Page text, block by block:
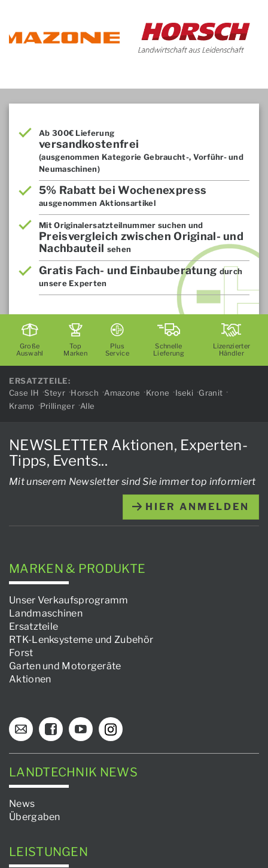
Ab 300€ Lieferung
versandkostenfrei
(ausgenommen Kategorie Gebraucht-, Vorführ- und
Neumaschinen)
5% Rabatt bei Wochenexpress
ausgenommen Aktionsartikel
Mit Originalersatzteilnummer suchen und
Preisvergleich zwischen Original- und
Nachbauteil sehen
Gratis Fach- und Einbauberatung durch
unsere Experten
Große
Auswahl
Top
Marken
Plus
Service
Schnelle
Lieferung
Lizenzierter
Händler
ERSATZTEILE:
Case IH
Steyr Horsch Amazone Krone Iseki
Granit
Kramp
Prillinger Alle
NEWSLETTER Aktionen, Experten-
Tipps, Events...
Mit unserem Newsletter sind Sie immer top informiert
HIER ANMELDEN
MARKEN & PRODUKTE
Unser Verkaufsprogramm
Landmaschinen
Ersatzteile
RTK-Lenksysteme und Zubehör
Forst
Garten und Motorgeräte
Aktionen
LANDTECHNIK NEWS
News
Übergaben
LEISTUNGEN